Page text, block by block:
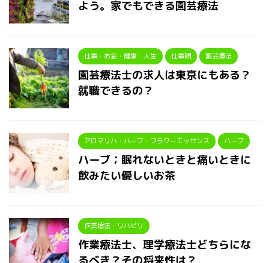
よう。家でもできる園芸療法
仕事・お金・健康・人生 仕事観 園芸療法
園芸療法士の求人は東京にもある？
就職できるの？
アロマリハ・ハーブ・フラワーエッセンス ハーブ
ハーブ；眠れないときと痛いときに
飲みたい優しいお茶
作業療法・リハビリ
作業療法士、理学療法士どちらにな